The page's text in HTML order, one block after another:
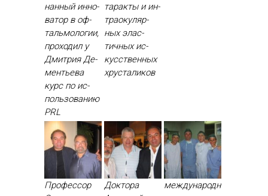
нанный ин­но­
ватор в оф­
таль­мо­логии,
про­ходил у
Дмит­рия Де­
менть­ева
курс по ис­
поль­зо­ванию
PRL
тарак­ты и ин­
тра­оку­ляр­
ных элас­
тичных ис­
кусс­твен­ных
хрус­та­ликов
Профессор
Доктора
международн